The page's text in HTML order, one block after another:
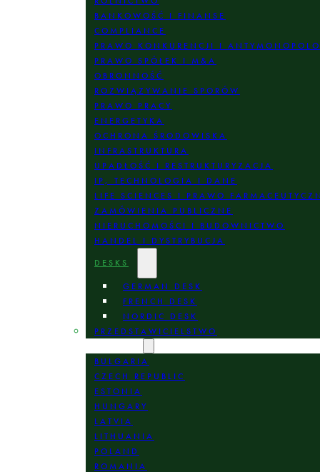
BANKOWOŚĆ I FINANSE
COMPLIANCE
PRAWO KONKURENCJI I
PRAWO SPÓŁEK I M&A
OBRONNOŚĆ
ROZWIĄZYWANIE SPORÓW
PRAWO PRACY
ENERGETYKA
OCHRONA ŚRODOWISKA
INFRASTRUKTURA
UPADŁOŚĆ I RESTRUKTURYZACJA
IP, TECHNOLOGIA I DANE
LIFE SCIENCES I PRAWO
ZAMÓWIENIA PUBLICZNE
NIERUCHOMOŚCI I BUDOWNICTWO
HANDEL I DYSTRYBUCJA
DESKS
GERMAN DESK
FRENCH DESK
NORDIC DESK
PRZEDSTAWICIELSTWO
BULGARIA
CZECH REPUBLIC
ESTONIA
HUNGARY
LATVIA
LITHUANIA
POLAND
ROMANIA